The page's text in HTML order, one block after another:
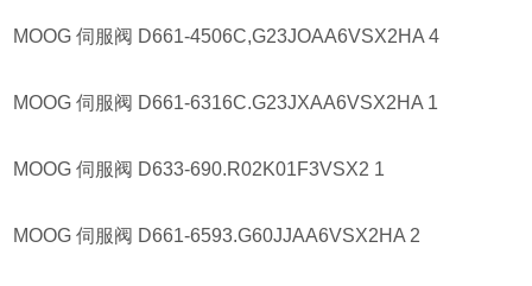
MOOG 伺服阀 D661-4506C,G23JOAA6VSX2HA 4
MOOG 伺服阀 D661-6316C.G23JXAA6VSX2HA 1
MOOG 伺服阀 D633-690.R02K01F3VSX2 1
MOOG 伺服阀 D661-6593.G60JJAA6VSX2HA 2